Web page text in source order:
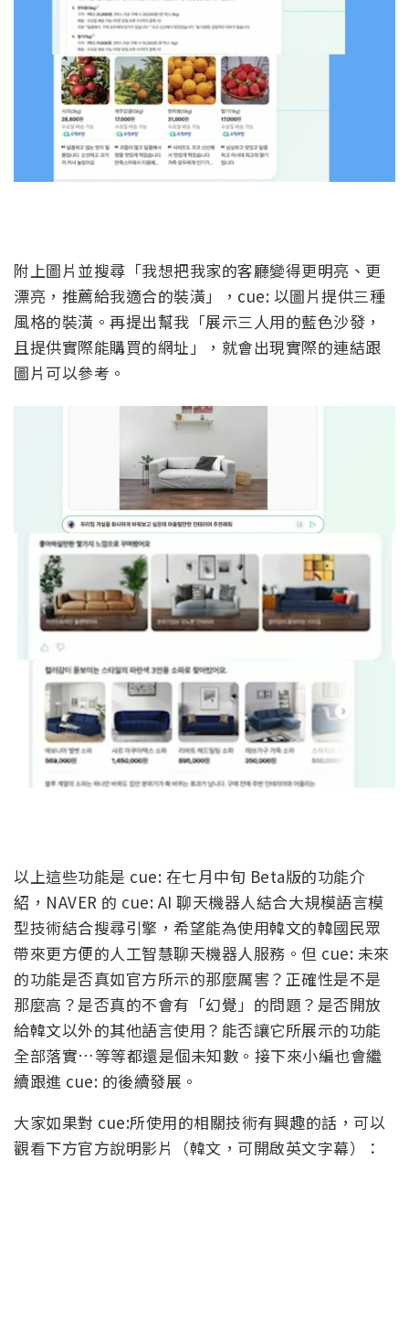
附上圖片並搜尋「我想把我家的客廳變得更明亮、更
漂亮，推薦給我適合的裝潢」，cue: 以圖片提供三種
風格的裝潢。再提出幫我「展示三人用的藍色沙發，
且提供實際能購買的網址」，就會出現實際的連結跟
圖片可以參考。
以上這些功能是 cue: 在七月中旬 Beta版的功能介
紹，NAVER 的 cue: AI 聊天機器人結合大規模語言模
型技術結合搜尋引擎，希望能為使用韓文的韓國民眾
帶來更方便的人工智慧聊天機器人服務。但 cue: 未來
的功能是否真如官方所示的那麼厲害？正確性是不是
那麼高？是否真的不會有「幻覺」的問題？是否開放
給韓文以外的其他語言使用？能否讓它所展示的功能
全部落實…等等都還是個未知數。接下來小編也會繼
續跟進 cue: 的後續發展。
大家如果對 cue:所使用的相關技術有興趣的話，可以
觀看下方官方說明影片（韓文，可開啟英文字幕）：